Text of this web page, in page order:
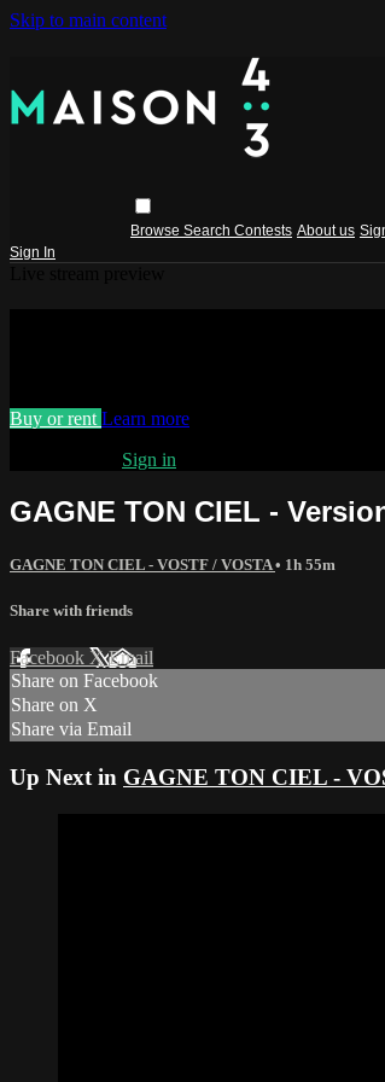
Skip to main content
Browse Search Contests About us
Sign In
Buy or rent Learn more
Sign in
GAGNE TON CIEL -
GAGNE TON CIEL - VOSTF / VOSTA• 1h 55m
Share with friends
Facebook XEmail
Share on Facebook
Share on X
Share via Email
Up Next in GAGNE TON CIEL -